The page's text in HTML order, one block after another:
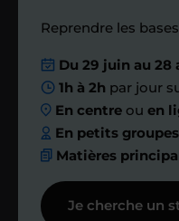
Étape 4
Nous
Reprendre les
Du 29 juin au 28
1h à 2h par jour
En centre ouen
En petits groupes
Matières
Je cherche un